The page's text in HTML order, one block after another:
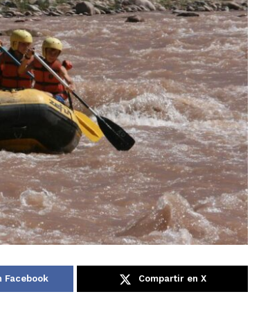
Facebook Compartir en X